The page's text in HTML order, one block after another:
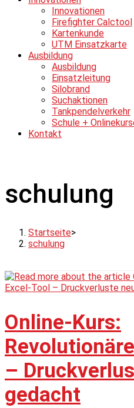
Innovationen
Firefighter Calctool
Kartenkunde
UTM Einsatzkarte
Ausbildung
Ausbildung
Einsatzleitung
Silobrand
Suchaktionen
Tankpendelverkehr
Schule +
Kontakt
schulung
Startseite>
schulung
Online-Kurs:
–
gedacht